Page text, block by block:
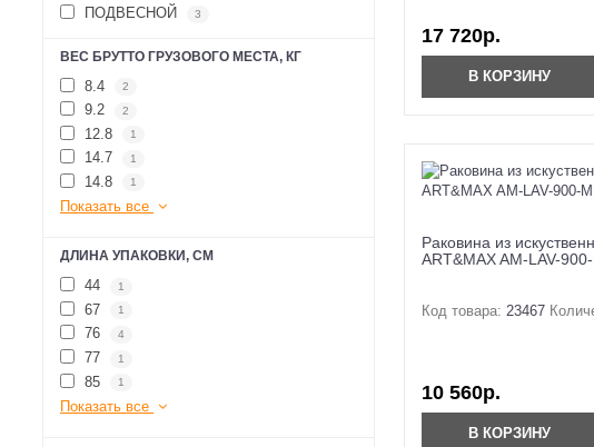
ПОДВЕСНОЙ 3
ВЕС БРУТТО ГРУЗОВОГО МЕСТА, КГ
8.4 2
9.2 2
12.8 1
14.7 1
14.8 1
Показать все
ДЛИНА УПАКОВКИ, СМ
44 1
67 1
76 4
77 1
85 1
Показать все
17 720р.
В КОРЗИНУ
Раковина из
ART&MAX AM-LAV-
Код товара: 23467
10 560р.
В КОРЗИНУ